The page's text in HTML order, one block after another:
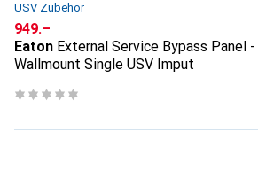
USV Zubehör
CHF
949.–
Eaton External Service Bypass Panel
Wallmount Single USV Imput